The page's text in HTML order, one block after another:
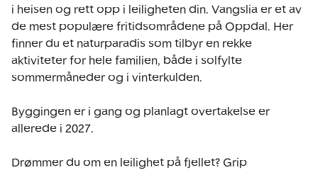
i heisen og rett opp i leiligheten din. Vangslia er et av
de mest populære fritidsområdene på Oppdal. Her
finner du et naturparadis som tilbyr en rekke
aktiviteter for hele familien, både i solfylte
sommermåneder og i vinterkulden.
Byggingen er i gang og planlagt overtakelse er
allerede i 2027.
Drømmer du om en leilighet på fjellet? Grip